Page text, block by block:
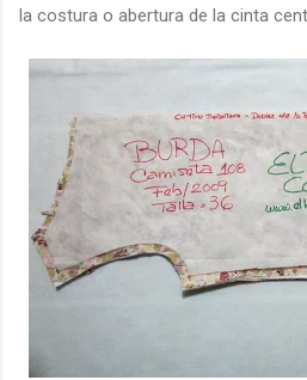
la costura o abertura de la cinta